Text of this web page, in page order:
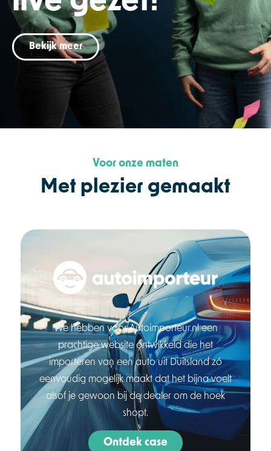
Bekijk meer
Voor onze maten
Met plezier gemaakt
We hebben voor Autoimporteur.nl een
prachtige website ontwikkeld die het
importeren van een auto uit Duitsland zó
eenvoudig mogelijk maakt dat het bijna voelt
alsof je gewoon bij de dealer om de hoek
shopt.
Ontdek case